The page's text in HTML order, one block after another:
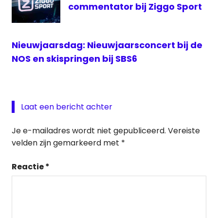
commentator bij Ziggo Sport
Nieuwjaarsdag: Nieuwjaarsconcert bij de
NOS en skispringen bij SBS6
Laat een bericht achter
Je e-mailadres wordt niet gepubliceerd. Vereiste
velden zijn gemarkeerd met *
Reactie*